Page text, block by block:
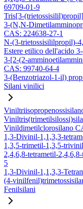
69709-01-9
Tris[3-
3-(N,N-
CAS: 224638-27-1
N-(3-trietossisililpropil)-
Estere etilico dell'acido
3-[2-(2-
CAS: 99740-64-4
3-(Benzotriazol-1-il)
Silani vinilici
Vinildimetilclorosilano
1,3-Divinil-1,1,3,3-
1,3,5-trimetil-1,3,5-
2,4,6,8-tetrametil-
5
1,3-Divinil-1,1,3,3-
(4-
Fenilsilani